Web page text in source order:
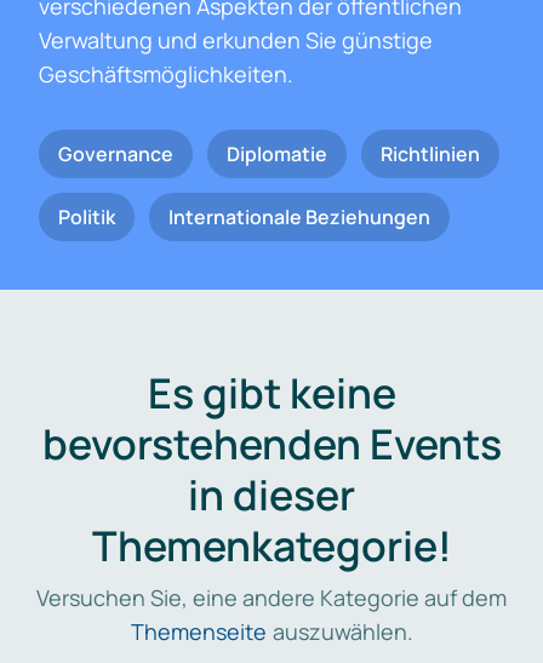
verschiedenen Aspekten der öffentlichen
Verwaltung und erkunden Sie günstige
Geschäftsmöglichkeiten.
Governance Diplomatie Richtlinien
Politik Internationale Beziehungen
Es gibt keine
bevorstehenden Events
in dieser
Themenkategorie!
Versuchen Sie, eine andere Kategorie auf dem
Themenseite auszuwählen.